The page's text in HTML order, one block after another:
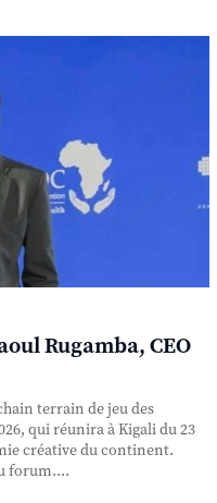
Rugamba, CEO
terrain de jeu des
qui réunira à Kigali du 23
créative du continent.
forum....